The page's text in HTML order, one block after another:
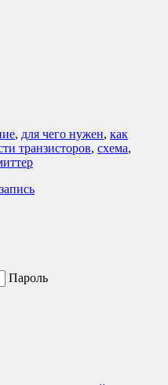
, для чего нужен, как
транзисторов, схема,
Пароль